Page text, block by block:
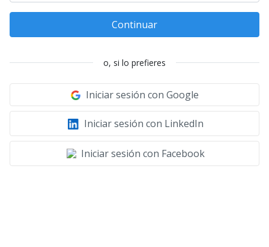
Continuar
o, si lo prefieres
Iniciar sesión con Google
Iniciar sesión con LinkedIn
Iniciar sesión con Facebook